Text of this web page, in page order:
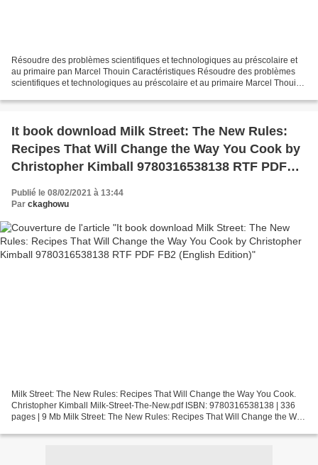
Résoudre des problèmes scientifiques et technologiques au préscolaire et
au primaire pan Marcel Thouin Caractéristiques Résoudre des problèmes
scientifiques et technologiques au préscolaire et au primaire Marcel Thouin
It book download Milk Street: The New Rules:
Recipes That Will Change the Way You Cook by
Christopher Kimball 9780316538138 RTF PDF
FB2 (English Edition)
Publié le 08/02/2021 à 13:44
Par ckaghowu
Milk Street: The New Rules: Recipes That Will Change the Way You Cook.
Christopher Kimball Milk-Street-The-New.pdf ISBN: 9780316538138 | 336
pages | 9 Mb Milk Street: The New Rules: Recipes That Will Change the Way